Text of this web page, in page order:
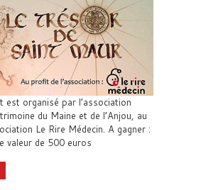
est organisé par l’association
du Maine et de l’Anjou, au
Le Rire Médecin. A gagner :
valeur de 500 euros